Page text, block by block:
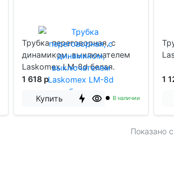
Трубка переговорная, с
динамиком, выключателем
Laskomex LM-8d белая.
1 618 р
Купить
В наличии
1
Показано